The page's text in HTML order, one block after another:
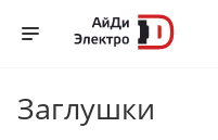
Заглушки